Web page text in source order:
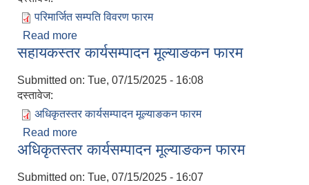
परिमार्जित सम्पति विवरण फारम
Read more
सहायकस्तर कार्यसम्पादन मूल्याङकन फारम
Submitted on: Tue, 07/15/2025 - 16:08
दस्तावेज:
अधिकृतस्तर कार्यसम्पादन मूल्याङकन फारम
Read more
अधिकृतस्तर कार्यसम्पादन मूल्याङकन फारम
Submitted on: Tue, 07/15/2025 - 16:07